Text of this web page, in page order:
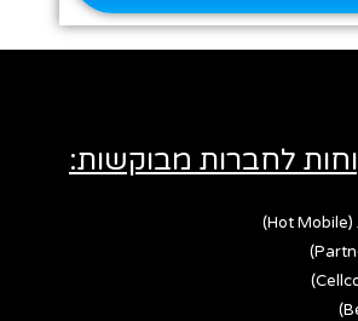
לחברות מבוקשות: